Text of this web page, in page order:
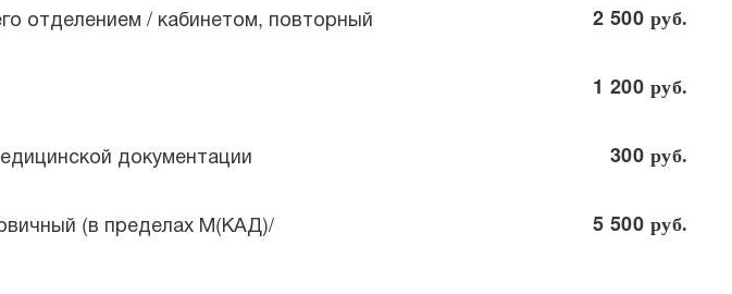
отделением / кабинетом, повторный 2 500 руб.
1 200 руб.
документации 300 руб.
(в пределах М(КАД)/
5 500 руб.